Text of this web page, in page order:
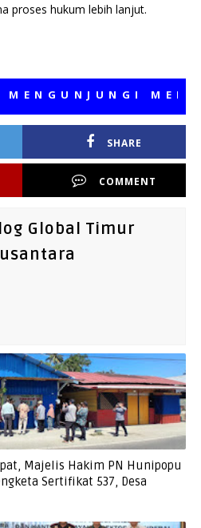
proses hukum lebih lanjut.
MEDIA
SHARE
COMMENT
Global Timur
Majelis Hakim PN Hunipopu
Sertifikat 537, Desa